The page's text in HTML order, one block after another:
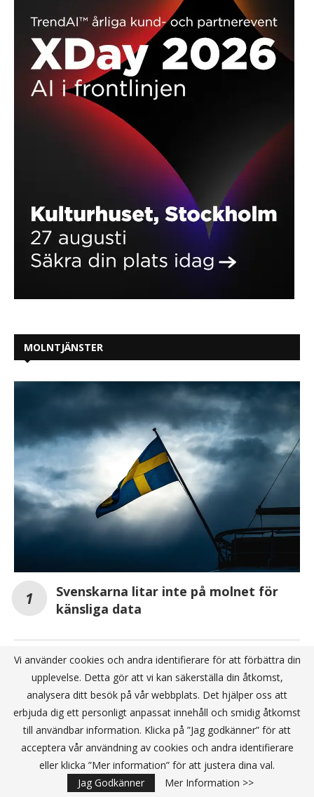
MOLNTJÄNSTER
Svenskarna litar inte på molnet för
känsliga data
Ny rapport: Alla måste bidra till minskade
molnleverantörerna
Transformant inleder samarbete med
Microsoft
Vi använder cookies och andra identifierare för att förbättra din
upplevelse. Detta gör att vi kan säkerställa din åtkomst,
analysera ditt besök på vår webbplats. Det hjälper oss att
erbjuda dig ett personligt anpassat innehåll och smidig åtkomst
till användbar information. Klicka på ”Jag godkänner” för att
acceptera vår användning av cookies och andra identifierare
eller klicka ”Mer information” för att justera dina val.
Jag Godkänner
Mer Information >>